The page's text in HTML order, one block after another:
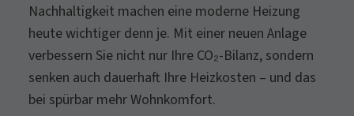
Nachhaltigkeit machen eine moderne Heizung
heute wichtiger denn je. Mit einer neuen Anlage
verbessern Sie nicht nur Ihre CO₂-Bilanz, sondern
senken auch dauerhaft Ihre Heizkosten – und das
bei spürbar mehr Wohnkomfort.